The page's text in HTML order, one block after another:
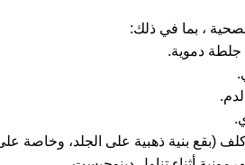
، بما في ذلك:
دموية.
(بقع بنية ذهبية على الجلد، وخاصة